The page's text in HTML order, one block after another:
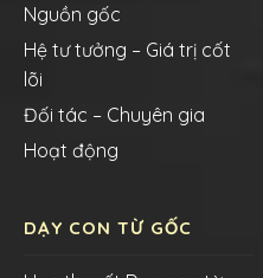
Nguồn gốc
Hệ tư tưởng – Giá trị cốt
lõi
Đối tác – Chuyên gia
Hoạt động
DẠY CON TỪ GỐC